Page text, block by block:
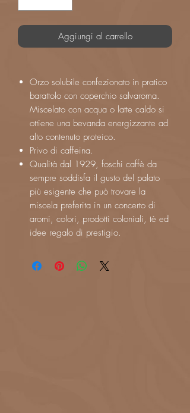
Aggiungi al carrello
Orzo solubile confezionato in pratico
barattolo con coperchio salvaroma.
Miscelato con acqua o latte caldo si
ottiene una bevanda energizzante ad
alto contenuto proteico.
Privo di caffeina.
Qualità dal 1929, foschi caffè da
sempre soddisfa il gusto del palato
più esigente che può trovare la
miscela preferita in un concerto di
aromi, colori, prodotti coloniali, tè ed
idee regalo di prestigio.